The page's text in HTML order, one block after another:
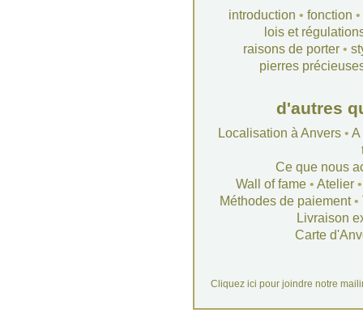
introduction • fonction •
lois et
raisons de porter•
pierres
d'autres
Localisation à Anvers• A
Ce que nous
Wall of fame• Atelier
Méthodes de paiement•
Livraison
Carte
Cliquez ici pour joindre notre